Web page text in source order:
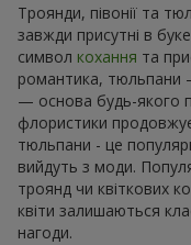
Троянди, півонії та
завжди присутні в
символ кохання та
романтика, тюльпани —
— основа будь-якого
флористики
тюльпани - це
вийдуть з моди.
троянд чи квіткових
квіти залишаються
нагоди.